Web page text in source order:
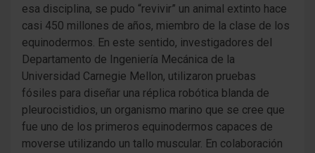
esa disciplina, se pudo “revivir” un animal extinto hace
casi 450 millones de años, miembro de la clase de los
equinodermos. En este sentido, investigadores del
Departamento de Ingeniería Mecánica de la
Universidad Carnegie Mellon, utilizaron pruebas
fósiles para diseñar una réplica robótica blanda de
pleurocistidios, un organismo marino que se cree que
fue uno de los primeros equinodermos capaces de
moverse utilizando un tallo muscular. En colaboración